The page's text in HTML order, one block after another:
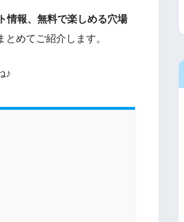
情報、無料で楽しめる穴場
とめてご紹介します。
♪